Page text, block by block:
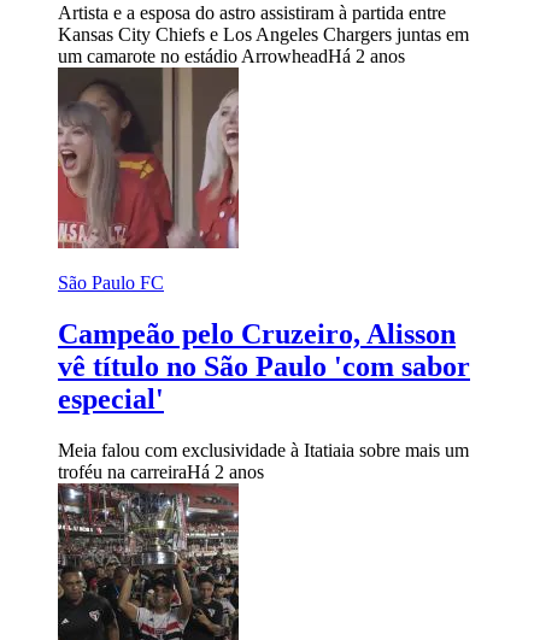
Artista e a esposa do astro assistiram à partida entre
Kansas City Chiefs e Los Angeles Chargers juntas em
um camarote no estádio ArrowheadHá 2 anos
São Paulo FC
Campeão pelo Cruzeiro, Alisson
vê título no São Paulo 'com sabor
especial'
Meia falou com exclusividade à Itatiaia sobre mais um
troféu na carreiraHá 2 anos